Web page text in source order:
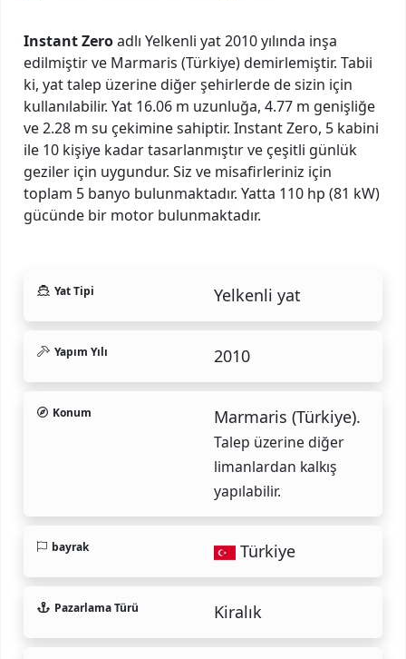
Instant Zeroadlı Yelkenli yat 2010 yılında inşa
edilmiştir ve Marmaris (Türkiye) demirlemiştir. Tabii
ki, yat talep üzerine diğer şehirlerde de sizin için
kullanılabilir. Yat 16.06 m uzunluğa, 4.77 m genişliğe
ve 2.28 m su çekimine sahiptir. Instant Zero, 5 kabini
ile 10 kişiye kadar tasarlanmıştır ve çeşitli günlük
geziler için uygundur. Siz ve misafirleriniz için
toplam 5 banyo bulunmaktadır. Yatta 110 hp (81 kW)
gücünde bir motor bulunmaktadır.
Yat Tipi Yelkenli yat
Yapım Yılı 2010
Konum Marmaris (Türkiye).
Talep üzerine diğer
limanlardan kalkış
yapılabilir.
bayrak Türkiye
Pazarlama Türü Kiralık